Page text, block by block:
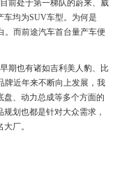
前处于第一梯队的蔚来、威
车均为SUV车型。为何是
。而前途汽车首台量产车便
期也有诸如吉利美人豹、比
牌近年来不断向上发展，我
、动力总成等多个方面的
划也都是针对大众需求，
厂。